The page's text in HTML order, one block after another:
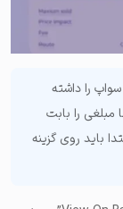
را داشته
را بابت
باید روی گزینه